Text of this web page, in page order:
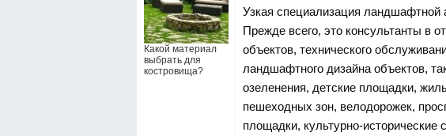
Какой материал
выбрать для
костровища?
Узкая специализация ландшафтной
Прежде всего, это консультанты в
объектов, технического
ландшафтного дизайна объектов,
озеленения, детские площадки,
пешеходных зон, велодорожек,
площадки, культурно-исторические